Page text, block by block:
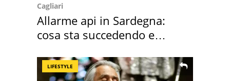
Cagliari
Allarme api in Sardegna:
cosa sta succedendo e
LIFESTYLE